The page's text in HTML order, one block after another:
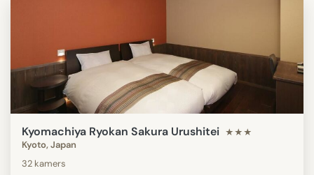
Kyomachiya Ryokan Sakura Urushitei ★★★
Kyoto, Japan
32 kamers